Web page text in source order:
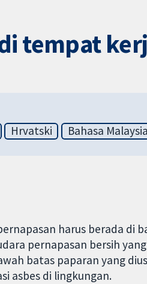
tempat
Hrvatski Bahasa Malaysia
harus berada di
pernapasan bersih
batas paparan yang
asbes di lingkungan.